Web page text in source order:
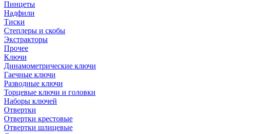
Пинцеты
Надфили
Тиски
Степлеры и скобы
Экстракторы
Прочее
Ключи
Динамометрические ключи
Гаечные ключи
Разводные ключи
Торцевые ключи и головки
Наборы ключей
Отвертки
Отвертки крестовые
Отвертки шлицевые